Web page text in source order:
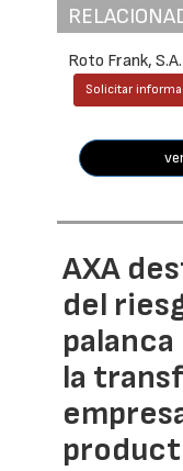
Roto Frank, S.A.
Solicitar
AXA
del
palanca
la